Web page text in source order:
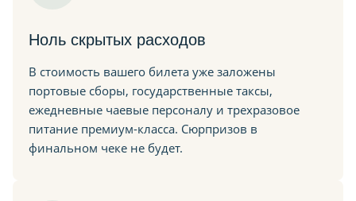
Ноль скрытых расходов
В стоимость вашего билета уже заложены
портовые сборы, государственные таксы,
ежедневные чаевые персоналу и трехразовое
питание премиум-класса. Сюрпризов в
финальном чеке не будет.